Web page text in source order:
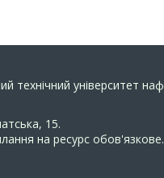
технічний університет
15.
на ресурс обов'язкове.